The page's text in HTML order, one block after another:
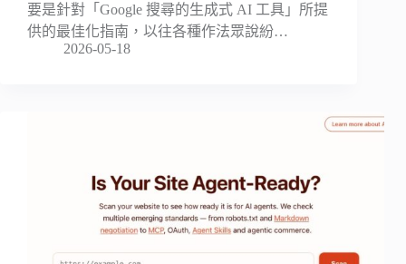
要是針對「Google 搜尋的生成式 AI 工具」所提
供的最佳化指南，以往各種作法眾說紛…
2026-05-18